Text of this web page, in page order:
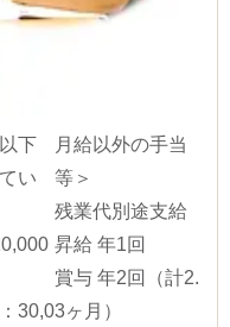
下
い
30,0
月給以外の手当
等＞
残業代別途支給
昇給 年1回
賞与 年2回（計2.
3ヶ月）